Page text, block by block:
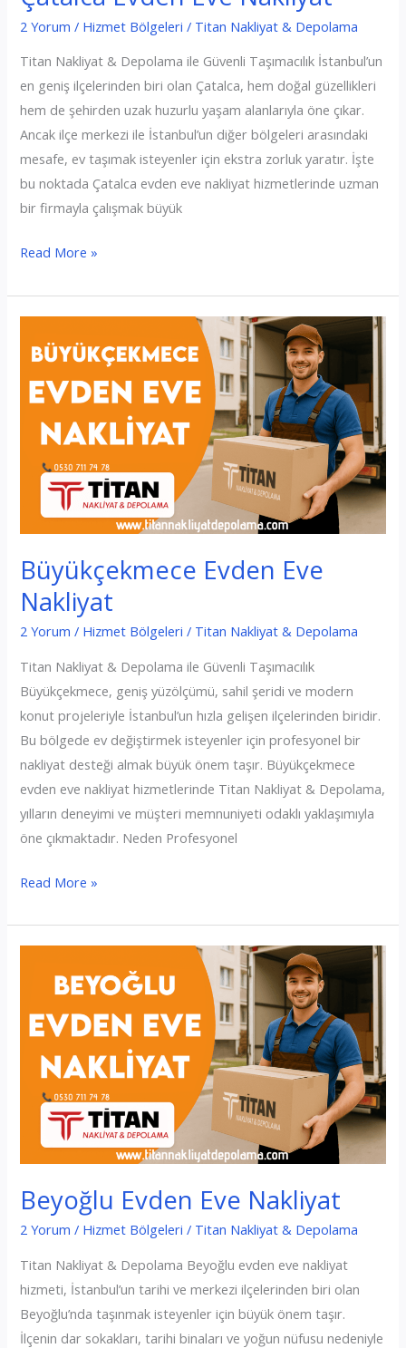
2 Yorum / Hizmet Bölgeleri / Titan Nakliyat & Depolama
Titan Nakliyat & Depolama ile Güvenli Taşımacılık İstanbul’un
en geniş ilçelerinden biri olan Çatalca, hem doğal güzellikleri
hem de şehirden uzak huzurlu yaşam alanlarıyla öne çıkar.
Ancak ilçe merkezi ile İstanbul’un diğer bölgeleri arasındaki
mesafe, ev taşımak isteyenler için ekstra zorluk yaratır. İşte
bu noktada Çatalca evden eve nakliyat hizmetlerinde uzman
bir firmayla çalışmak büyük
Çatalca
Eve
Read More »
Büyükçekmece Evden Eve
Nakliyat
2 Yorum / Hizmet Bölgeleri / Titan Nakliyat & Depolama
Titan Nakliyat & Depolama ile Güvenli Taşımacılık
Büyükçekmece, geniş yüzölçümü, sahil şeridi ve modern
konut projeleriyle İstanbul’un hızla gelişen ilçelerinden biridir.
Bu bölgede ev değiştirmek isteyenler için profesyonel bir
nakliyat desteği almak büyük önem taşır. Büyükçekmece
evden eve nakliyat hizmetlerinde Titan Nakliyat & Depolama,
yılların deneyimi ve müşteri memnuniyeti odaklı yaklaşımıyla
öne çıkmaktadır. Neden Profesyonel
Büyükçekmece
Eve
Read More »
Beyoğlu Evden Eve Nakliyat
2 Yorum / Hizmet Bölgeleri / Titan Nakliyat & Depolama
Titan Nakliyat & Depolama Beyoğlu evden eve nakliyat
hizmeti, İstanbul’un tarihi ve merkezi ilçelerinden biri olan
Beyoğlu’nda taşınmak isteyenler için büyük önem taşır.
İlçenin dar sokakları, tarihi binaları ve yoğun nüfusu nedeniyle